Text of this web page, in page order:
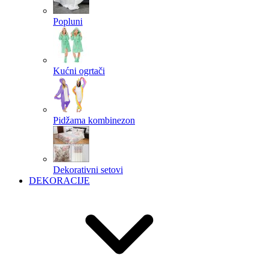
Popluni
Kućni ogrtači
Pidžama kombinezon
Dekorativni setovi
DEKORACIJE